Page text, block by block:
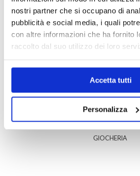
nostri partner che si occupano di
pubblicità e social media, i quali
con altre informazioni che ha fornito
raccolto dal suo utilizzo dei loro
Accetta tutti
Personalizza
JD SPORTS
GIOCHERIA